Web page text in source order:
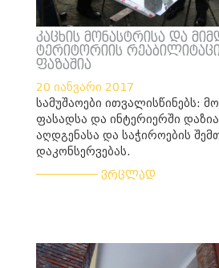
კაცხის მონასტრისა და
ტერიტორიის
ფაზაშია
20 იანვარი 2017
სამუშაოები ითვალისწინებს:
ფასადსა და ინტერიერში
აღდგენასა და საჭიროების
დაკონსერვებას.
ვრცლად